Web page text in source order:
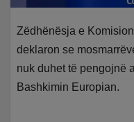
Zëdhënësja e
deklaron se
nuk duhet të pengojnë
Bashkimin Europian.